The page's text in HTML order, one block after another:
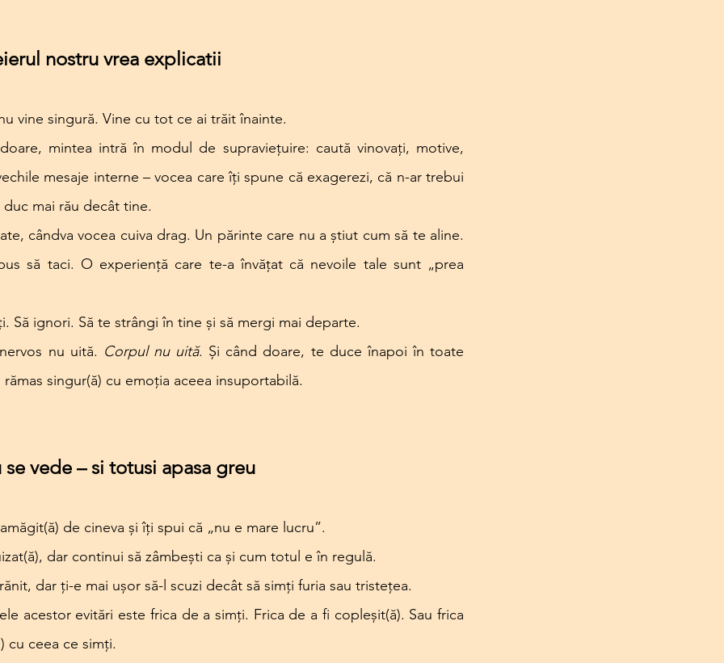
nostru vrea explicatii
vine singură. Vine cu tot ce ai trăit înainte.
mintea intră în modul de supraviețuire: caută vinovați, motive,
mesaje interne – vocea care îți spune că exagerezi, că n-ar trebui
mai rău decât tine.
cândva vocea cuiva drag. Un părinte care nu a știut cum să te aline.
să taci. O experiență care te-a învățat că nevoile tale sunt „prea
Să ignori. Să te strângi în tine și să mergi mai departe.
nu uită. Corpul nu uită. Și când doare, te duce înapoi în toate
singur(ă) cu emoția aceea insuportabilă.
vede – si totusi apasa greu
de cineva și îți spui că „nu e mare lucru”.
dar continui să zâmbești ca și cum totul e în regulă.
dar ți-e mai ușor să-l scuzi decât să simți furia sau tristețea.
acestor evitări este frica de a simți. Frica de a fi copleșit(ă). Sau frica
cu ceea ce simți.